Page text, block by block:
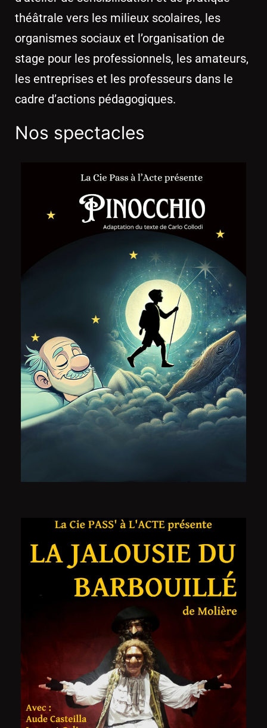
théâtrale vers les milieux scolaires, les
organismes sociaux et l’organisation de
stage pour les professionnels, les amateurs,
les entreprises et les professeurs dans le
cadre d’actions pédagogiques.
Nos spectacles